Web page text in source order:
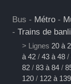
Bus - Métro -
- Trains de
> Lignes 20 à
à 42 / 43 à 48 /
82 / 83 à 84 /
120 / 122 à 139